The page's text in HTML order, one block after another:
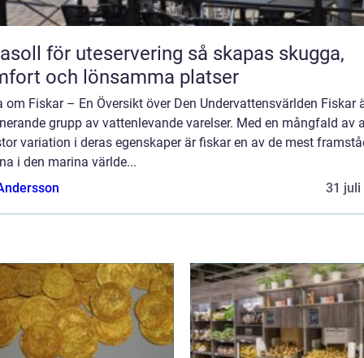
för uteservering så skapas skugga,
och lönsamma platser
om Fiskar – En Översikt över Den Undervattensvärlden Fiskar
grupp av vattenlevande varelser. Med en mångfald av
variation i deras egenskaper är fiskar en av de mest
i den marina världe...
31 juli